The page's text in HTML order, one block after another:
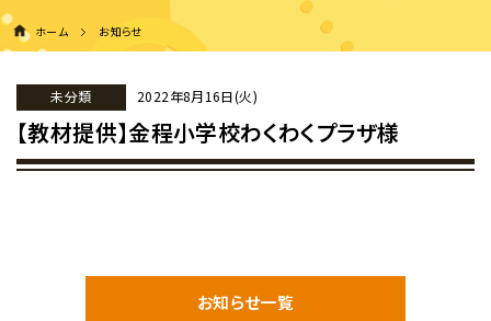
ホーム お知らせ
未分類 2022年8月16日(火)
【教材提供】金程小学校わくわくプラザ様
お知らせ一覧